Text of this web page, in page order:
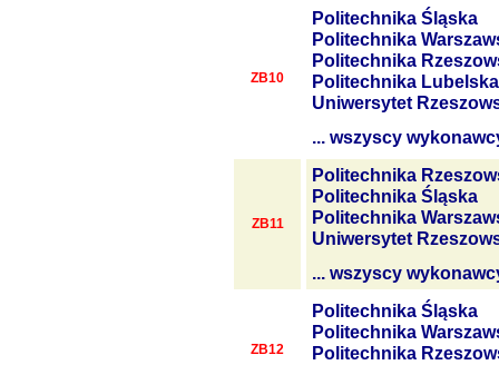
ZB10
Politechnika Śląska
Politechnika
Politechnika
Politechnika Lubelska
Uniwersytet
... wszyscy
ZB11
Politechnika
Politechnika Śląska
Politechnika
Uniwersytet
... wszyscy
ZB12
Politechnika Śląska
Politechnika
Politechnika